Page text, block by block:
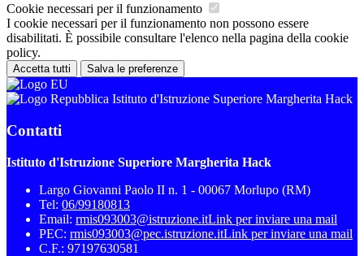
Cookie necessari per il funzionamento
I cookie necessari per il funzionamento non possono essere
disabilitati. È possibile consultare l'elenco nella pagina della cookie
policy.
Accetta tutti Salva le preferenze
Istituto d'Istruzione Superiore Margherita Hack
Contatti
Istituto d'Istruzione Superiore Margherita Hack
Largo Giovanni Paolo II n. 1 - 00067 Morlupo (RM)
Tel: 06/99180813
Email: rmis093003@istruzione.itLink per inviare una mail
PEC: rmis093003@pec.istruzione.itLink per inviare una mail
C.F.: 97197630581